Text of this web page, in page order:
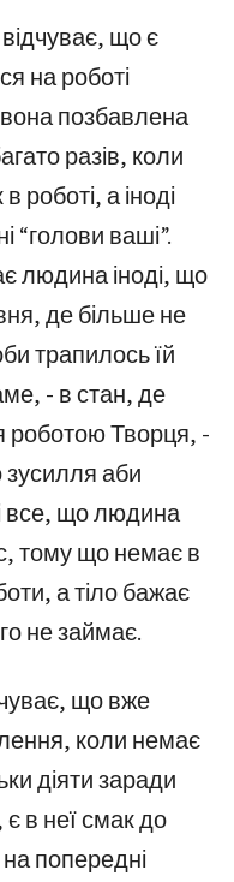
що є
на роботі
позбавлена
разів, коли
роботі, а іноді
“голови ваші”.
людина іноді, що
де більше не
трапилось їй
- в стан, де
роботою Творця, -
зусилля аби
все, що людина
тому що немає в
а тіло бажає
не займає.
що вже
коли немає
діяти заради
є в неї смак до
попередні